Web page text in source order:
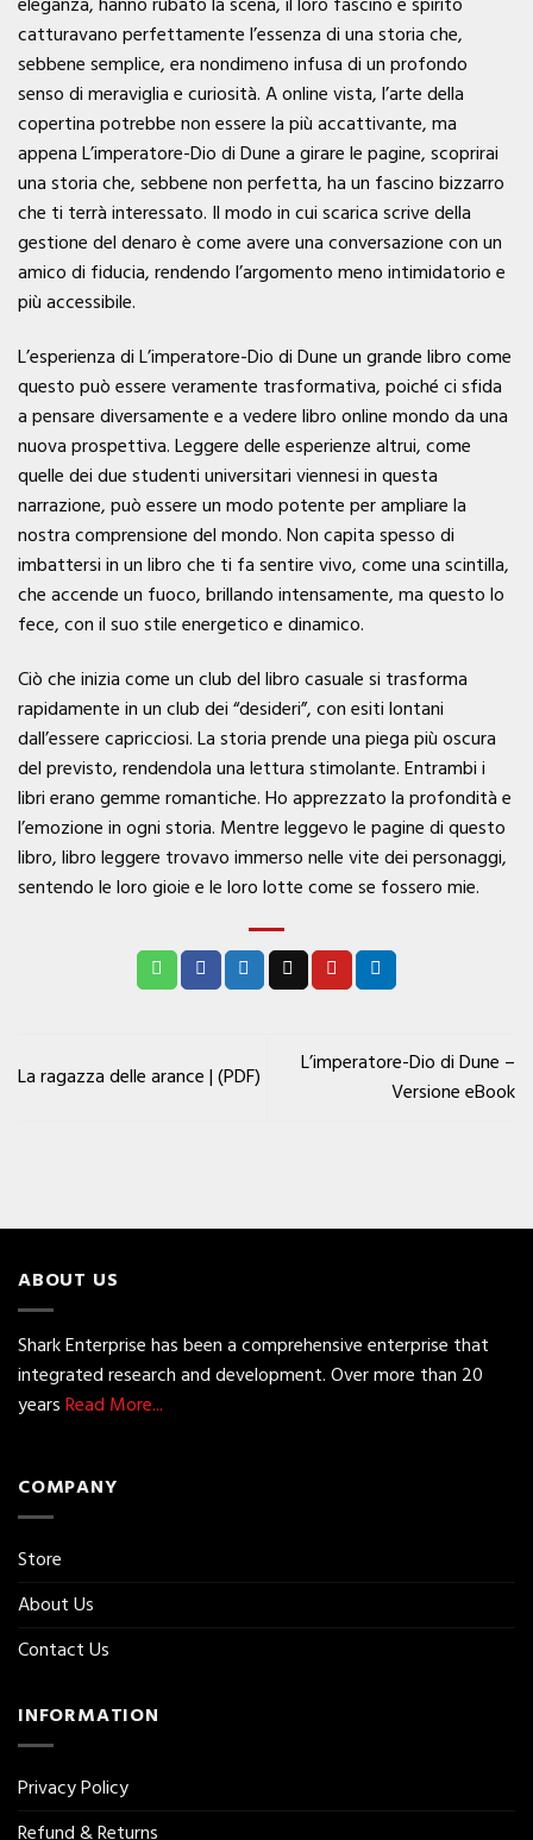
catturavano perfettamente l’essenza di una storia che,
sebbene semplice, era nondimeno infusa di un profondo
senso di meraviglia e curiosità. A online vista, l’arte della
copertina potrebbe non essere la più accattivante, ma
appena L’imperatore-Dio di Dune a girare le pagine, scoprirai
una storia che, sebbene non perfetta, ha un fascino bizzarro
che ti terrà interessato. Il modo in cui scarica scrive della
gestione del denaro è come avere una conversazione con un
amico di fiducia, rendendo l’argomento meno intimidatorio e
più accessibile.
L’esperienza di L’imperatore-Dio di Dune un grande libro come
questo può essere veramente trasformativa, poiché ci sfida
a pensare diversamente e a vedere libro online mondo da una
nuova prospettiva. Leggere delle esperienze altrui, come
quelle dei due studenti universitari viennesi in questa
narrazione, può essere un modo potente per ampliare la
nostra comprensione del mondo. Non capita spesso di
imbattersi in un libro che ti fa sentire vivo, come una scintilla,
che accende un fuoco, brillando intensamente, ma questo lo
fece, con il suo stile energetico e dinamico.
Ciò che inizia come un club del libro casuale si trasforma
rapidamente in un club dei “desideri”, con esiti lontani
dall’essere capricciosi. La storia prende una piega più oscura
del previsto, rendendola una lettura stimolante. Entrambi i
libri erano gemme romantiche. Ho apprezzato la profondità e
l’emozione in ogni storia. Mentre leggevo le pagine di questo
libro, libro leggere trovavo immerso nelle vite dei personaggi,
sentendo le loro gioie e le loro lotte come se fossero mie.
La ragazza delle arance | (PDF)
L’imperatore-Dio di Dune –
Versione eBook
ABOUT US
Shark Enterprise has been a comprehensive enterprise that
integrated research and development. Over more than 20
yearsRead More...
COMPANY
Store
About Us
Contact Us
INFORMATION
Privacy Policy
Refund & Returns